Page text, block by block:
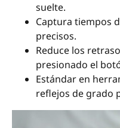
suelte.
Captura tiempos
precisos.
Reduce los
presionado el
Estándar en
reflejos de grado